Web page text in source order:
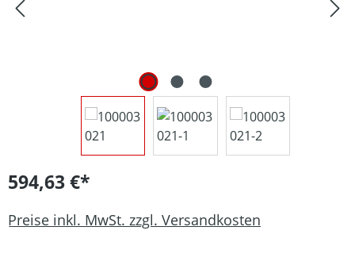
594,63 €*
Preise inkl. MwSt. zzgl. Versandkosten